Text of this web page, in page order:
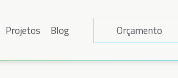
Projetos Blog Orçamento